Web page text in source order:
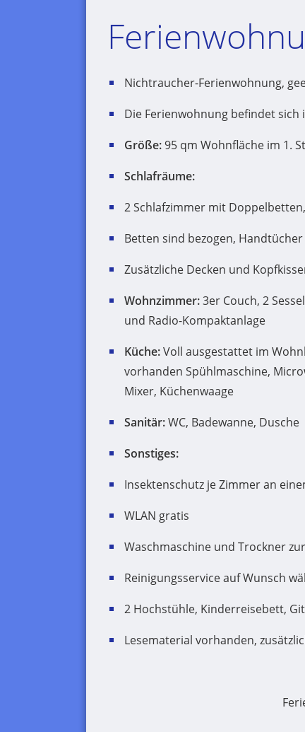
Nichtraucher-Ferienwohnung,
Die Ferienwohnung befindet sich
Größe:95 qm Wohnfläche im 1.
Schlafräume:
2 Schlafzimmer mit
Betten sind bezogen,
Zusätzliche Decken und
Wohnzimmer:3er Couch, 2
und Radio-Kompaktanlage
Küche:Voll ausgestattet im
vorhanden Spühlmaschine,
Mixer, Küchenwaage
Sanitär:WC, Badewanne, Dusche
Sonstiges:
Insektenschutz je Zimmer an
WLAN gratis
Waschmaschine und Trockner
Reinigungsservice auf Wunsch
2 Hochstühle, Kinderreisebett,
Lesematerial vorhanden,